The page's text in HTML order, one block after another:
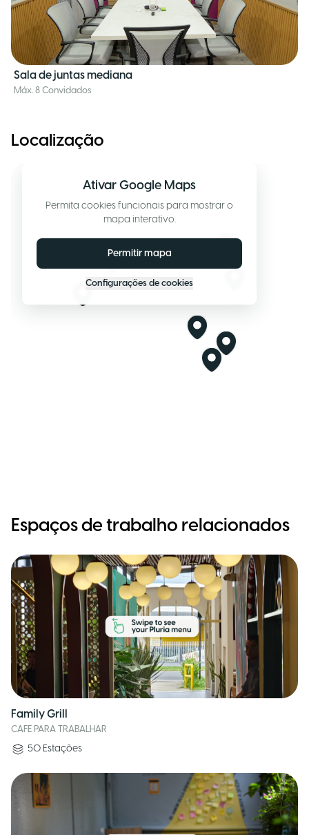
Sala de juntas mediana
Máx. 8 Convidados
Localização
Ativar Google Maps
Permita cookies funcionais para mostrar o
mapa interativo.
Permitir mapa
Configurações de cookies
Espaços de trabalho relacionados
Family Grill
CAFE PARA TRABALHAR
50 Estações